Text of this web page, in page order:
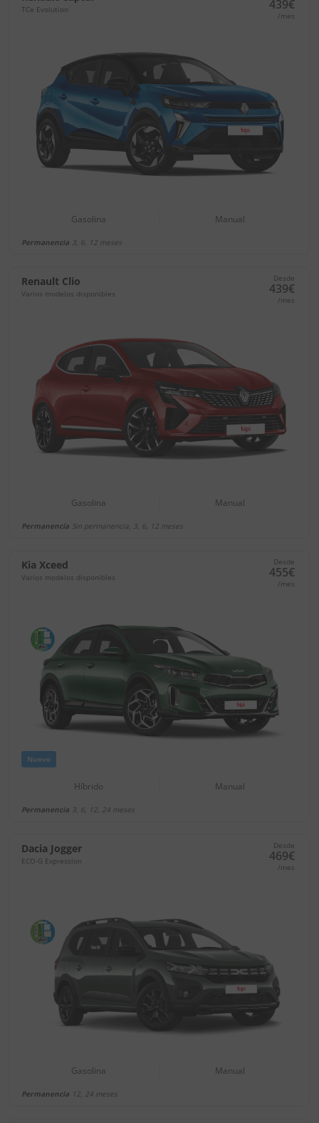
TCe Evolution 439€
/mes
Gasolina Manual
Permanencia 3, 6, 12 meses
Renault Clio
Varios modelos disponibles
Desde
439€
/mes
Gasolina Manual
Permanencia Sin permanencia, 3, 6, 12 meses
Kia Xceed
Varios modelos disponibles
Desde
455€
/mes
Nuevo
Híbrido Manual
Permanencia 3, 6, 12, 24 meses
Dacia Jogger
ECO-G Expression
Desde
469€
/mes
Gasolina Manual
Permanencia 12, 24 meses